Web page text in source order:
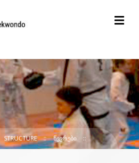
STRUCTURE ᲬᲔᲕᲠᲔᲑᲘ